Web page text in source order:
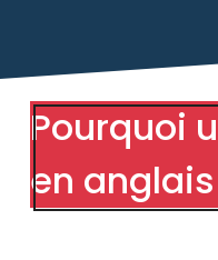
Pourquoi
en